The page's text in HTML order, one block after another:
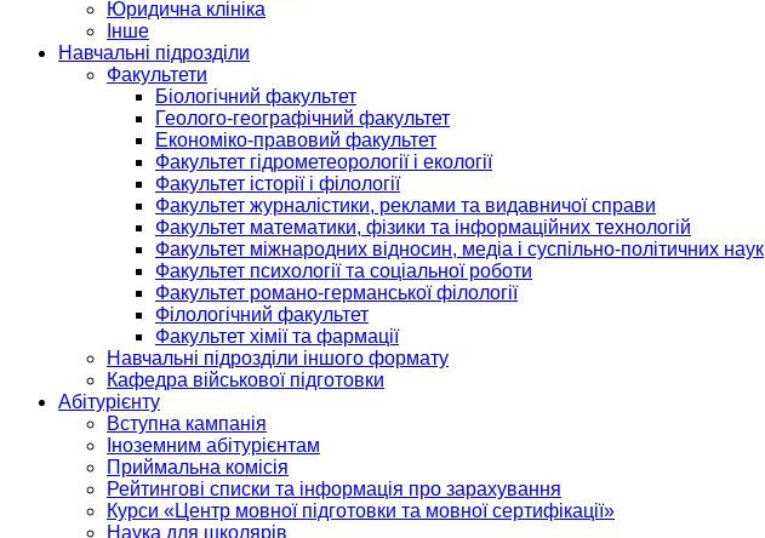
Юридична клініка
Інше
Навчальні підрозділи
Факультети
Біологічний факультет
Геолого-географічний факультет
Економіко-правовий факультет
Факультет гідрометеорології і екології
Факультет історії і філології
Факультет журналістики, реклами та видавничої справи
Факультет математики, фізики та інформаційних технологій
Факультет міжнародних відносин, медіа і суспільно-політичних наук
Факультет психології та соціальної роботи
Факультет романо-германської філології
Філологічний факультет
Факультет хімії та фармації
Навчальні підрозділи іншого формату
Кафедра військової підготовки
Абітурієнту
Вступна кампанія
Іноземним абітурієнтам
Приймальна комісія
Рейтингові списки та інформація про зарахування
Курси «Центр мовної підготовки та мовної сертифікації»
Наука для школярів